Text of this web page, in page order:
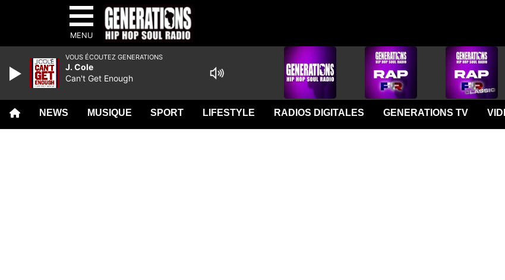
MENU
NEWS MUSIQUE SPORT LIFESTYLE RADIOS DIGITALES GENERATIONS TV
VOUS ÉCOUTEZ GENERATIONS
J. Cole
Can't Get Enough